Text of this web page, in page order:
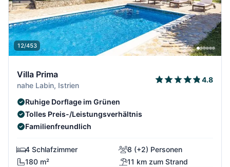
12/453
Villa Prima
nahe Labin, Istrien
4.8
Ruhige Dorflage im Grünen
Tolles Preis-/Leistungsverhältnis
Familienfreundlich
4 Schlafzimmer
8 (+2) Personen
180 m²
11 km zum Strand